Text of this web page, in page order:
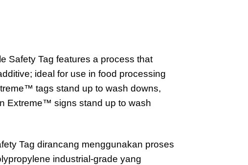
Safety Tag features a process that
ideal for use in food processing
tags stand up to wash downs,
Extreme™ signs stand up to wash
Tag dirancang menggunakan proses
industrial-grade yang